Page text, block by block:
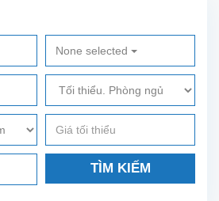
None selected
TÌM KIẾM